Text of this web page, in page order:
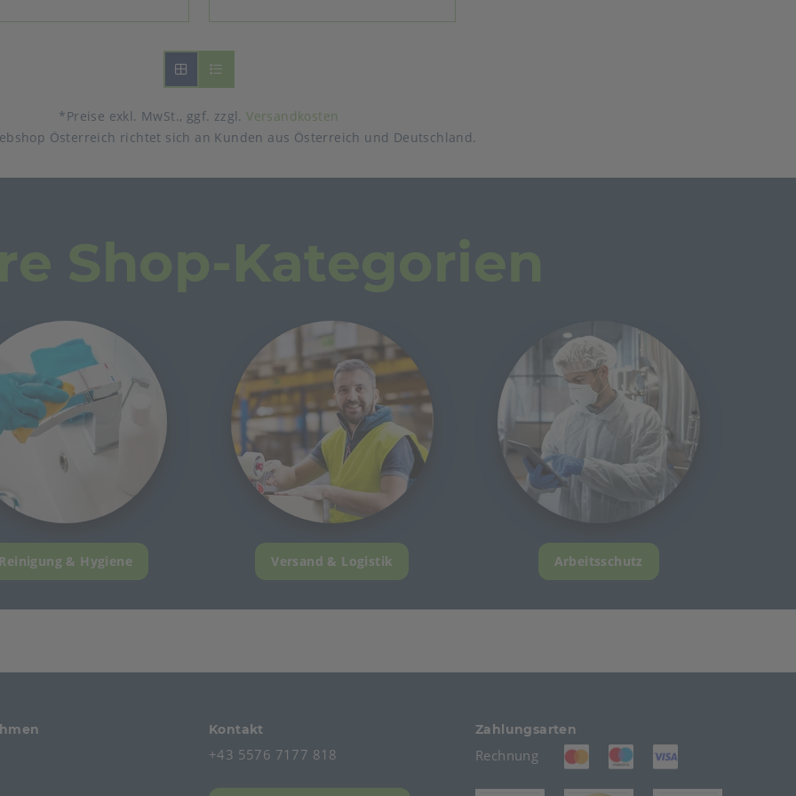
*Preise exkl. MwSt., ggf. zzgl.Versandkosten
Österreich richtet sich an Kunden aus Österreich und Deutschland.
& Hygiene Versand & Logistik Arbeitsschutz
Kontakt
+43 5576 7177 818
Zahlungsarten
Rechnung (öffnet in neuem Tab)
(öffnet in neuem Tab)
(öffnet in neuem